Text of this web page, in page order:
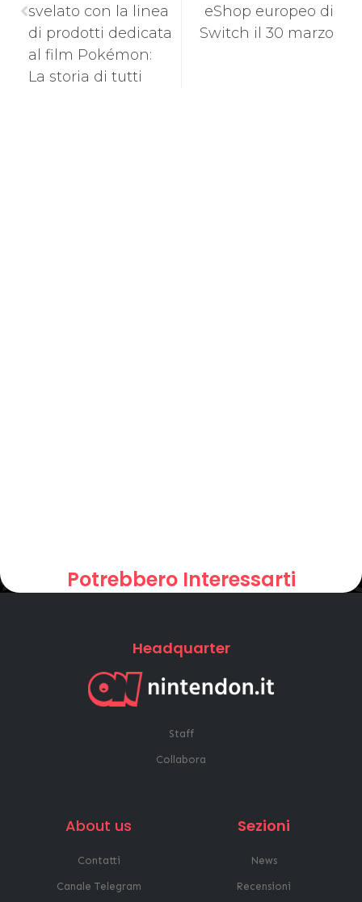
svelato con la linea
di prodotti dedicata
al film Pokémon:
La storia di tutti
eShop europeo di
Switch il 30 marzo
Potrebbero Interessarti
Headquarter
Staff
Collabora
About us
Contatti
Canale Telegram
Sezioni
News
Recensioni